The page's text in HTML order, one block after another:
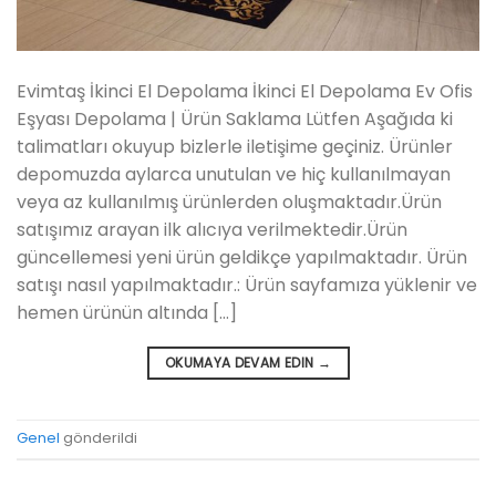
Evimtaş İkinci El Depolama İkinci El Depolama Ev Ofis
Eşyası Depolama | Ürün Saklama Lütfen Aşağıda ki
talimatları okuyup bizlerle iletişime geçiniz. Ürünler
depomuzda aylarca unutulan ve hiç kullanılmayan
veya az kullanılmış ürünlerden oluşmaktadır.Ürün
satışımız arayan ilk alıcıya verilmektedir.Ürün
güncellemesi yeni ürün geldikçe yapılmaktadır. Ürün
satışı nasıl yapılmaktadır.: Ürün sayfamıza yüklenir ve
hemen ürünün altında […]
OKUMAYA DEVAM EDIN →
Genel gönderildi